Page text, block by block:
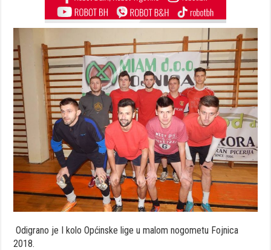
Odigrano je I kolo Općinske lige u malom nogometu Fojnica
2018.